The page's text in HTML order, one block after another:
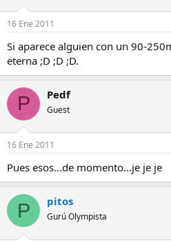
16 Ene 2011
Si aparece alguien con un 90-
eterna ;D ;D ;D.
P Pedf
Guest
16 Ene 2011
Pues esos...de momento...je je je
P pitos
Gurú Olympista